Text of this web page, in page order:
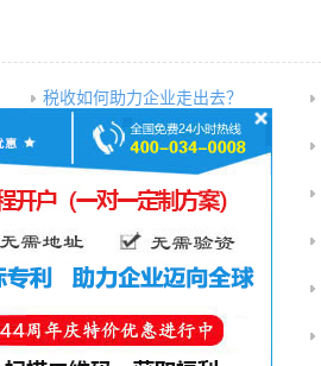
税收如何助力企业走出去？
案例解析 ：“走出去”企业如何
特殊目的审计
香港关税
房产税
消费税